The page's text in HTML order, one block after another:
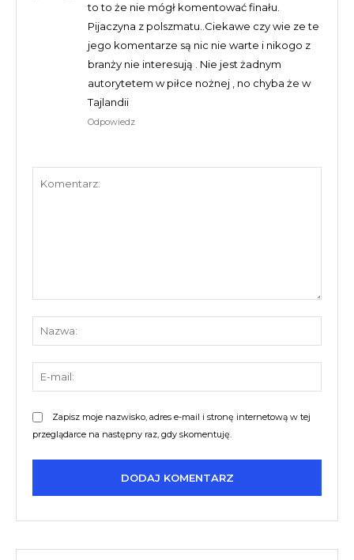
to to że nie mógł komentować finału.
Pijaczyna z polszmatu..Ciekawe czy wie ze te
jego komentarze są nic nie warte i nikogo z
branży nie interesują . Nie jest żadnym
autorytetem w piłce nożnej , no chyba że w
Tajlandii
Odpowiedz
Zapisz moje nazwisko, adres e-mail i stronę internetową w tej
przeglądarce na następny raz, gdy skomentuję.